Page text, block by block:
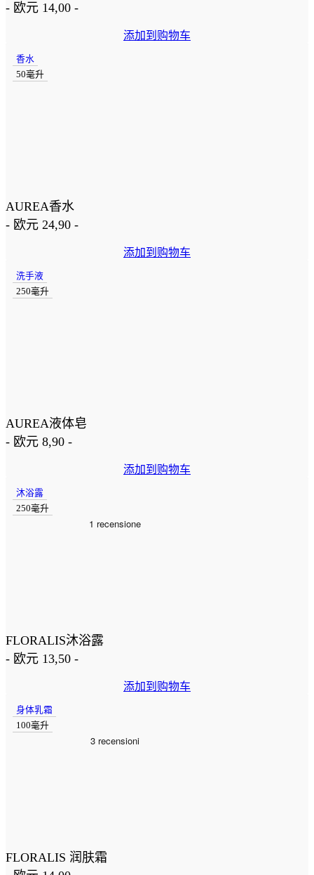
- 欧元 14,00 -
添加到购物车
香水
50毫升
AUREA香水
- 欧元 24,90 -
添加到购物车
洗手液
250毫升
AUREA液体皂
- 欧元 8,90 -
添加到购物车
沐浴露
250毫升
FLORALIS沐浴露
- 欧元 13,50 -
添加到购物车
身体乳霜
100毫升
FLORALIS 润肤霜